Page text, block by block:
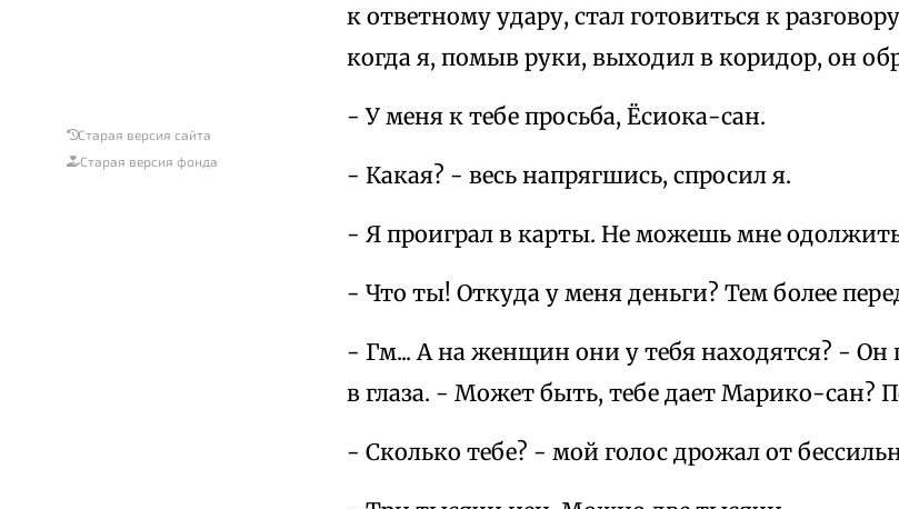
Старая версия сайта
Старая версия фонда
к ответному удару, стал готовиться к
когда я, помыв руки, выходил в коридор, он
- У меня к тебе просьба, Ёсиока-сан.
- Какая? - весь напрягшись, спросил я.
- Я проиграл в карты. Не можешь мне
- Что ты! Откуда у меня деньги? Тем более
- Гм... А на женщин они у тебя находятся? - Он
в глаза. - Может быть, тебе дает Марико-сан?
- Сколько тебе? - мой голос дрожал от